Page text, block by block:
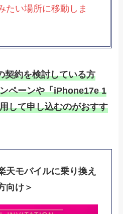
たい場所に移動しま
契約を検討している方
ペーンや「iPhone17e 1
して申し込むのがおすす
天モバイルに乗り換え
向け＞